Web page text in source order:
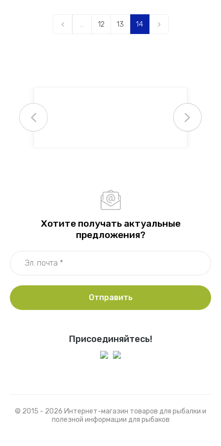
... 12 13 14
Присоединяйтесь!
Хотите получать актуальные
предложения?
Отправить
© 2015 - 2026 Интернет-магазин товаров для рыбалки и
полезной информации для рыбаков